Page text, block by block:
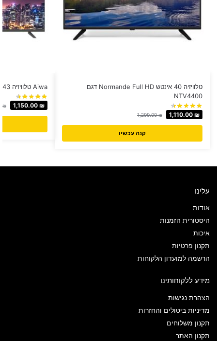
טלוויזיה 40 אינטש Normande Full HD ‏דגם
NTV4400
1,299.00₪ 1,110.00 ₪
קנה עכשיו
Aiwa טלוויזיה 43 אינץ׳ דגם WS-438G
₪ 1,150.00 ₪
עלינו
אודות
היסטורית הזמנות
איכות
תקנון פרטיות
הרשמה למועדון הלקוחות
מידע ללקוחותינו
הצהרת נגישות
מדיניות ביטולים והחזרות
תקנון משלוחים
תקנון האתר